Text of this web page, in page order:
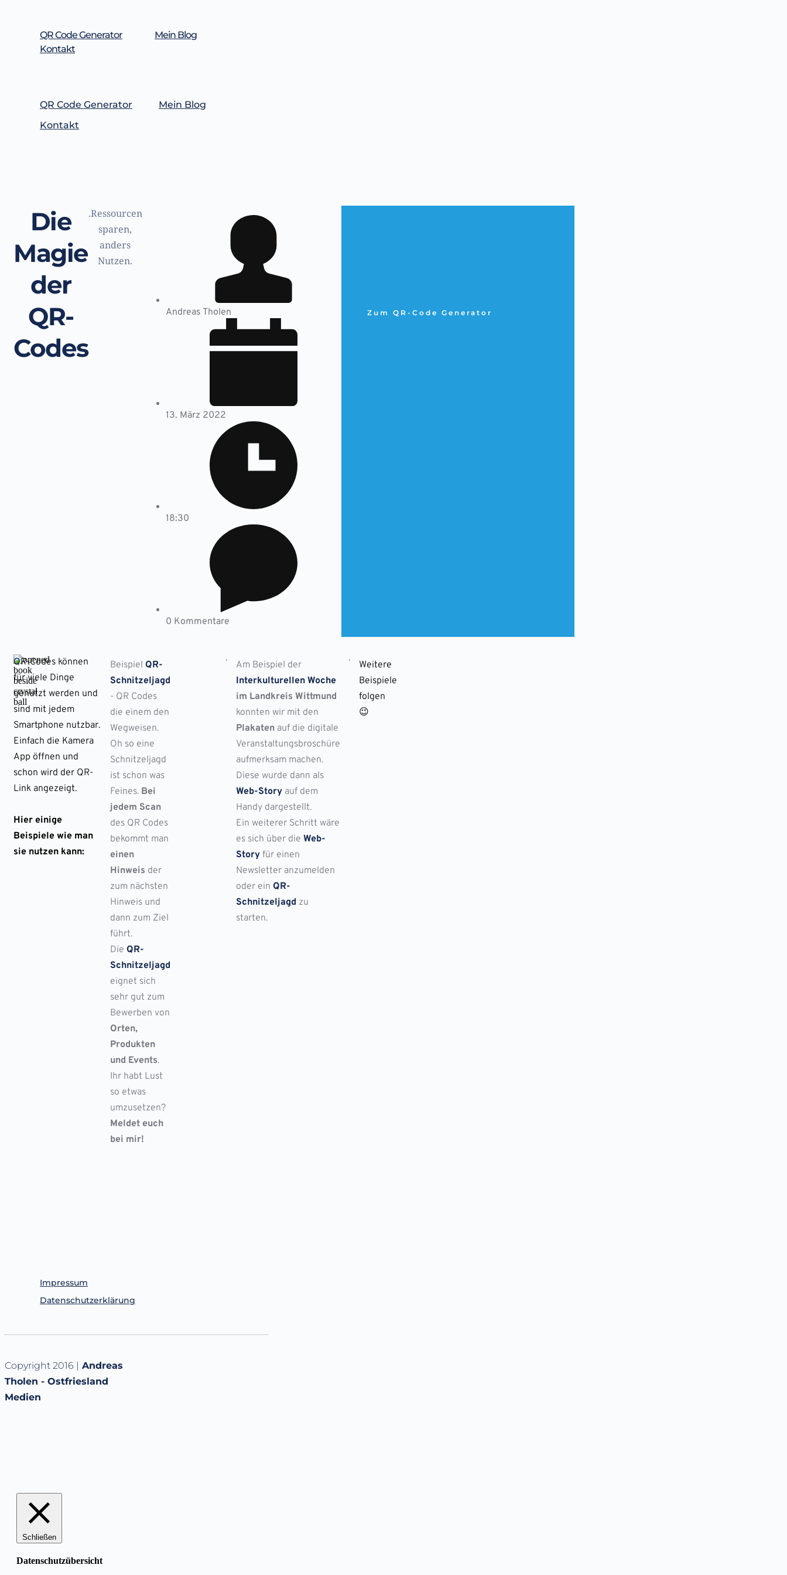
QR Code Generator
Mein Blog
Kontakt
QR Code Generator
Mein Blog
Kontakt
Die
Magie
der
QR-
Codes
.Ressourcen
sparen,
anders
Nutzen.
Andreas Tholen
13. März 2022
18:30
0 Kommentare
Zum QR-Code Generator
QR-Codes können
für viele Dinge
genutzt werden und
sind mit jedem
Smartphone nutzbar.
Einfach die Kamera
App öffnen und
schon wird der QR-
Link angezeigt.
Hier einige
Beispiele wie man
sie nutzen kann:
Beispiel QR-
Schnitzeljagd
- QR Codes
die einem den
Wegweisen.
Oh so eine
Schnitzeljagd
ist schon was
Feines. Bei
jedem Scan
des QR Codes
bekommt man
einen
Hinweis der
zum nächsten
Hinweis und
dann zum Ziel
führt.
Die QR-
Schnitzeljagd
eignet sich
sehr gut zum
Bewerben von
Orten,
Produkten
und Events.
Ihr habt Lust
so etwas
umzusetzen?
Meldet euch
bei mir!
Am Beispiel der
Interkulturellen Woche
im Landkreis Wittmund
konnten wir mit den
Plakatenauf die digitale
Veranstaltungsbroschüre
aufmerksam machen.
Diese wurde dann als
Web-Storyauf dem
Handy dargestellt.
Ein weiterer Schritt wäre
es sich über die Web-
Storyfür einen
Newsletter anzumelden
oder ein QR-
Schnitzeljagd zu
starten.
Weitere
Beispiele
folgen
😉
Impressum
Datenschutzerklärung
Copyright 2016 | Andreas
Tholen - Ostfriesland
Medien
Schließen
Datenschutzübersicht